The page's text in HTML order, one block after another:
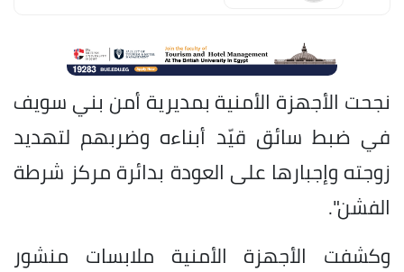
نجحت الأجهزة الأمنية بمديرية أمن بني سويف
في ضبط سائق قيّد أبناءه وضربهم لتهديد
زوجته وإجبارها على العودة بدائرة مركز شرطة
الفشن".
وكشفت الأجهزة الأمنية ملابسات منشور